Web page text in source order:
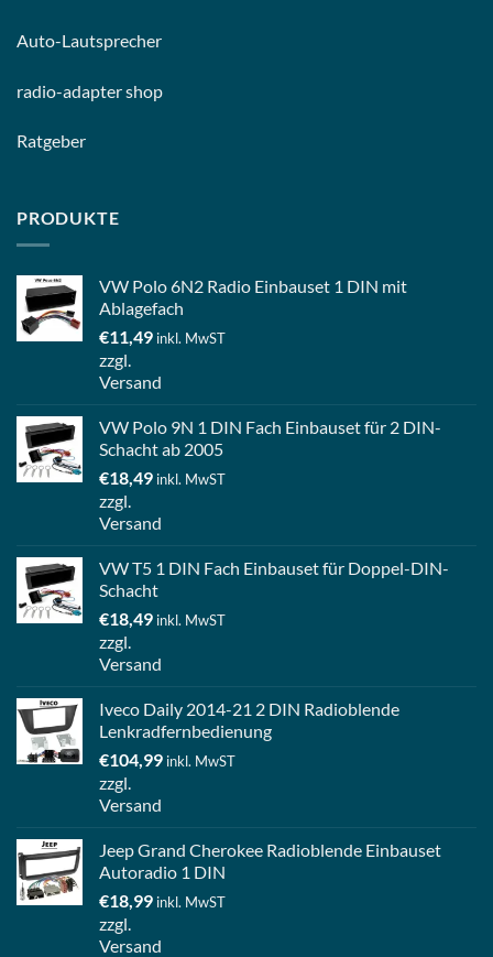
Auto-Lautsprecher
radio-adapter shop
Ratgeber
PRODUKTE
VW Polo 6N2 Radio Einbauset 1 DIN mit
Ablagefach
€11,49 inkl. MwST
zzgl.
Versand
VW Polo 9N 1 DIN Fach Einbauset für 2 DIN-
Schacht ab 2005
€18,49 inkl. MwST
zzgl.
Versand
VW T5 1 DIN Fach Einbauset für Doppel-DIN-
Schacht
€18,49 inkl. MwST
zzgl.
Versand
Iveco Daily 2014-21 2 DIN Radioblende
Lenkradfernbedienung
€104,99 inkl. MwST
zzgl.
Versand
Jeep Grand Cherokee Radioblende Einbauset
Autoradio 1 DIN
€18,99 inkl. MwST
zzgl.
Versand